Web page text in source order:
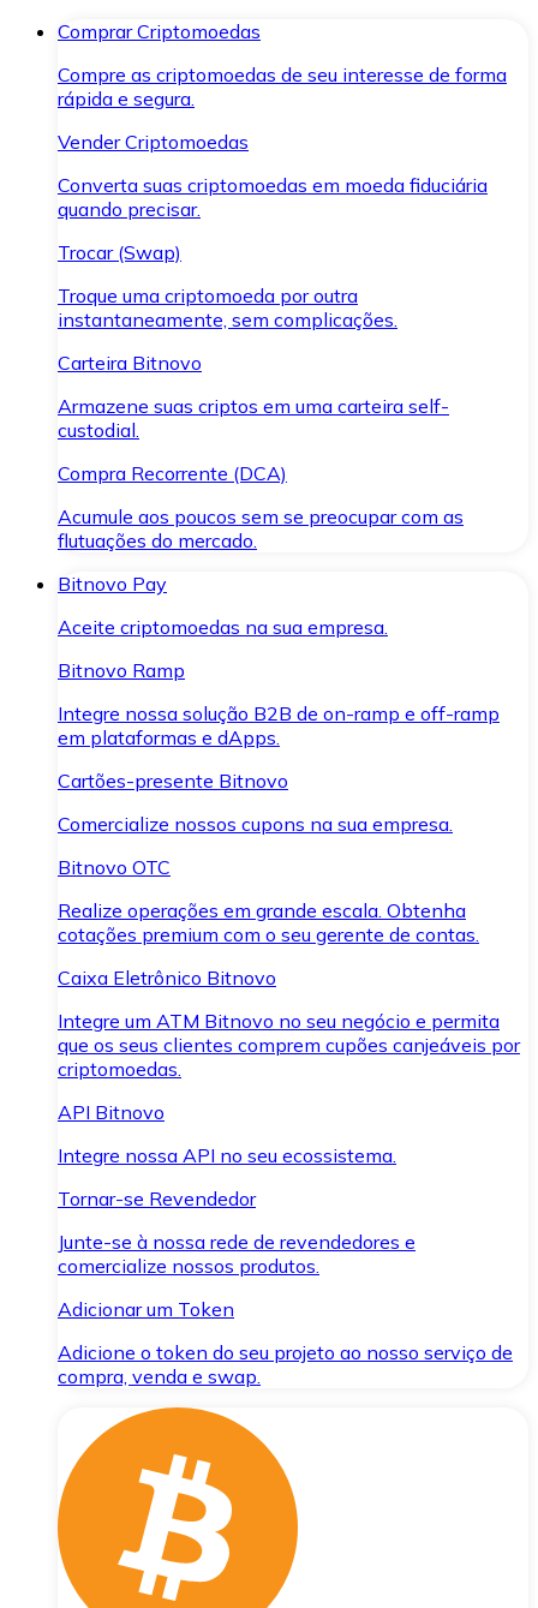
Comprar Criptomoedas
Compre as criptomoedas de seu interesse de forma
rápida e segura.
Vender Criptomoedas
Converta suas criptomoedas em moeda fiduciária
quando precisar.
Trocar (Swap)
Troque uma criptomoeda por outra
instantaneamente, sem complicações.
Carteira Bitnovo
Armazene suas criptos em uma carteira self-
custodial.
Compra Recorrente (DCA)
Acumule aos poucos sem se preocupar com as
flutuações do mercado.
Bitnovo Pay
Aceite criptomoedas na sua empresa.
Bitnovo Ramp
Integre nossa solução B2B de on-ramp e off-ramp
em plataformas e dApps.
Cartões-presente Bitnovo
Comercialize nossos cupons na sua empresa.
Bitnovo OTC
Realize operações em grande escala. Obtenha
cotações premium com o seu gerente de contas.
Caixa Eletrônico Bitnovo
Integre um ATM Bitnovo no seu negócio e permita
que os seus clientes comprem cupões canjeáveis por
criptomoedas.
API Bitnovo
Integre nossa API no seu ecossistema.
Tornar-se Revendedor
Junte-se à nossa rede de revendedores e
comercialize nossos produtos.
Adicionar um Token
Adicione o token do seu projeto ao nosso serviço de
compra, venda e swap.